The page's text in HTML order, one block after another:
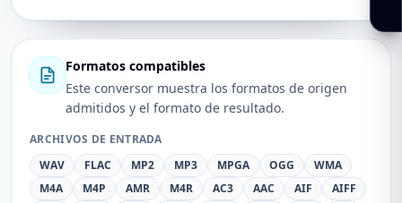
Formatos compatibles
Este conversor muestra los formatos de origen
admitidos y el formato de resultado.
ARCHIVOS DE ENTRADA
WAV
FLAC MP2 MP3 MPGA OGG
WMA
M4A
M4P AMR M4R AC3 AAC AIF
AIFF